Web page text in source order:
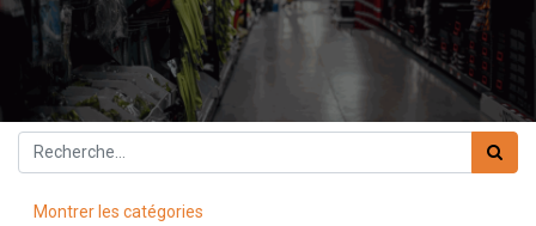
Montrer les catégories